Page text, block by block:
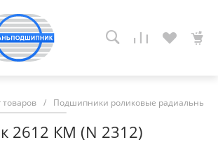
товаров / Подшипники роликовые радиальные
2612 КМ (N 2312)